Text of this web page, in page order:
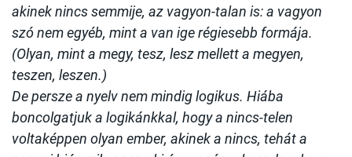
akinek nincs semmije, az vagyon-talan is: a vagyon
szó nem egyéb, mint a van ige régiesebb formája.
(Olyan, mint a megy, tesz, lesz mellett a megyen,
teszen, leszen.)
De persze a nyelv nem mindig logikus. Hiába
boncolgatjuk a logikánkkal, hogy a nincs-telen
voltaképpen olyan ember, akinek a nincs, tehát a